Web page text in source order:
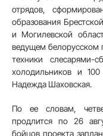
отрядов,
образования
и Могилевской
ведущем белорусском
техники слесарями-
холодильников и
Надежда Шаховская.
По ее словам,
продлится по 26
бойцов проекта